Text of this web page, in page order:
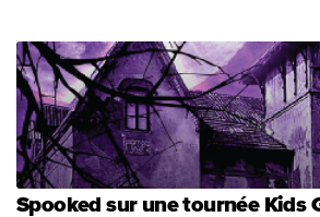
Spooked sur une tournée Kids